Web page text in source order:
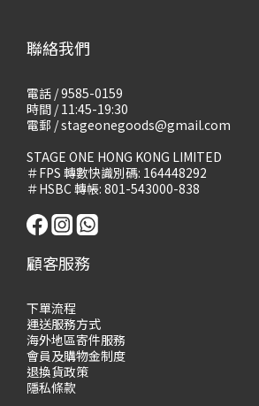
聯絡我們
電話 / 9585-0159
時間 / 11:45-19:30
電郵 / stageonegoods@gmail.com
STAGE ONE HONG KONG LIMITED
＃FPS 轉數快識別碼: 164448292
＃HSBC 轉帳: 801-543000-838
顧客服務
下單流程
運送服務方式
海外地區寄件服務
會員及購物金制度
退換貨政策
隱私條款